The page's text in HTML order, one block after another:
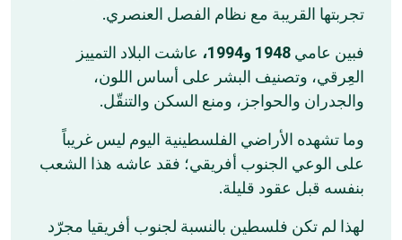
تجربتها القريبة مع نظام الفصل العنصري.
فبين عامي 1948 و1994،
عاشت البلاد التمييز
العِرقي، وتصنيف البشر على أساس اللون،
والجدران والحواجز، ومنع السكن والتنقّل.
وما تشهده الأراضي الفلسطينية اليوم ليس غريباً
على الوعي الجنوب أفريقي؛ فقد عاشه هذا الشعب
بنفسه قبل عقود قليلة.
لهذا لم تكن فلسطين بالنسبة لجنوب أفريقيا مجرّد